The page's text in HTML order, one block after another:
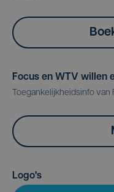
Focus en WTV willen
Toegankelijkheidsinfo van
Logo's